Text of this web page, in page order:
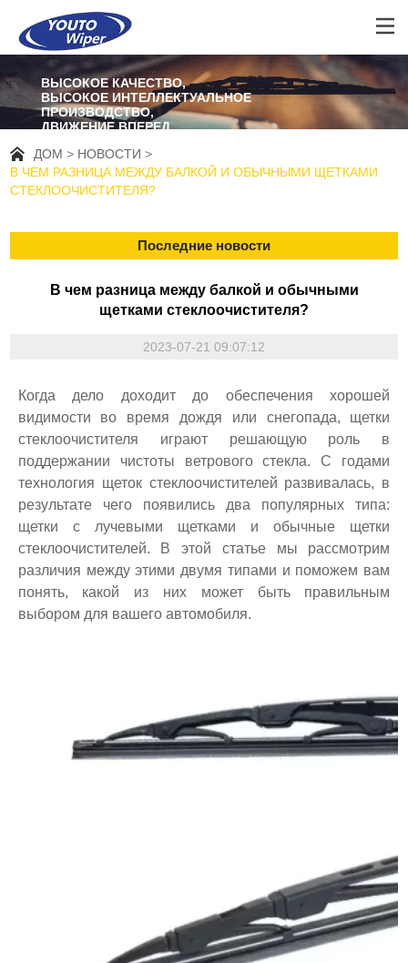
ВЫСОКОЕ КАЧЕСТВО,
ВЫСОКОЕ ИНТЕЛЛЕКТУАЛЬНОЕ
ПРОИЗВОДСТВО,
ДВИЖЕНИЕ ВПЕРЕД
ДОМ
НОВОСТИ
В ЧЕМ РАЗНИЦА МЕЖДУ БАЛКОЙ И ОБЫЧНЫМИ ЩЕТКАМИ
СТЕКЛООЧИСТИТЕЛЯ?
Последние новости
В чем разница между балкой и обычными
щетками стеклоочистителя?
2023-07-21 09:07:12
Когда дело доходит до обеспечения хорошей
видимости во время дождя или снегопада, щетки
стеклоочистителя играют решающую роль в
поддержании чистоты ветрового стекла. С годами
технология щеток стеклоочистителей развивалась, в
результате чего появились два популярных типа:
щетки с лучевыми щетками и обычные щетки
стеклоочистителей. В этой статье мы рассмотрим
различия между этими двумя типами и поможем вам
понять, какой из них может быть правильным
выбором для вашего автомобиля.